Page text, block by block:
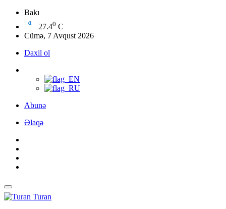
Bakı
27.40 C
Cümə, 7 Avqust 2026
Daxil ol
Abunə
Əlaqə
Turan